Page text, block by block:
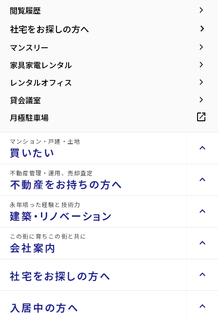
閲覧履歴 keyboard_arrow_right
社宅をお探しの方へ keyboard_arrow_right
マンスリー keyboard_arrow_right
家具家電レンタル keyboard_arrow_right
レンタルオフィス keyboard_arrow_right
貸会議室 keyboard_arrow_right
月極駐車場 open_in_new
マンション・戸建・土地
買いたい keyboard_arrow_up
不動産を買いたい方へ keyboard_arrow_right
space_dashboard
エリアから探す
space_dashboard
土地を探す
不動産管理・運用、売却査定
不動産をお持ちの方へ keyboard_arrow_up
不動産をお持ちの方へ keyboard_arrow_right
山一地所の賃貸管理
不動産を貸すまでの流れ
空き家サポートサービス
不動産を売却したい keyboard_arrow_right
永年培った経験と技術力
建築・リノベーション keyboard_arrow_up
建築・リノベーション keyboard_arrow_right
Renotta（リノッタ） keyboard_arrow_right
この街に育ちこの街と共に
会社案内 keyboard_arrow_up
会社案内 keyboard_arrow_right
会社概要・沿革 keyboard_arrow_right
社宅をお探しの方へ keyboard_arrow_up
社宅をお探しの方へ keyboard_arrow_right
入居中の方へ keyboard_arrow_up
所在地
location_on グーグルマップでみる
築年月
【北仙台駅まで徒歩8分！JRと地下鉄の2
沿線利用できます】
詳細情報 details
物件名 コンフォート上杉
所在地 宮城県仙台市青葉区上杉6丁目
仙台市地下鉄南北線/北四番丁駅 徒歩17分